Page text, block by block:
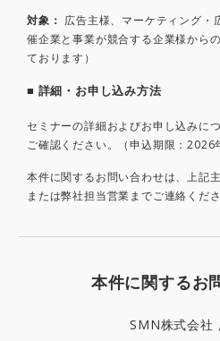
対象： 広告主様、マーケティング
催企業と事業が競合する企業様から
ております）
■ 詳細・お申し込み方法
セミナーの詳細およびお申し込みに
ご確認ください。（申込期限：2026
本件に関するお問い合わせは、上記
または弊社担当営業までご連絡くださ
本件に関するお
SMN株式会社